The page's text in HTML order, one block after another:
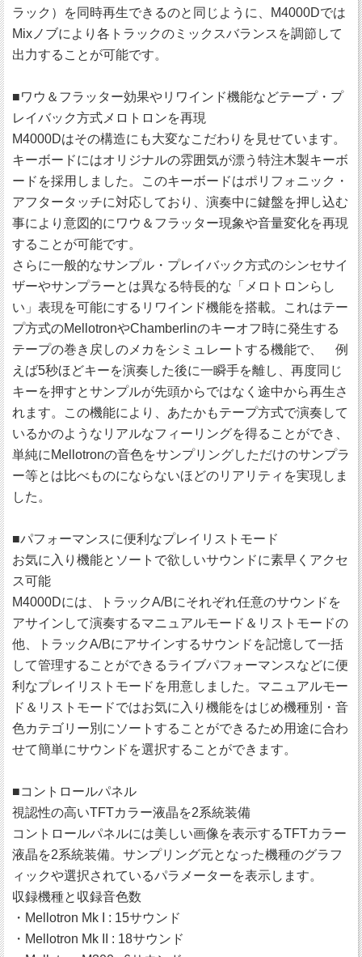
ラック）を同時再生できるのと同じように、M4000Dでは
Mixノブにより各トラックのミックスバランスを調節して
出力することが可能です。
■ワウ＆フラッター効果やリワインド機能などテープ・プ
レイバック方式メロトロンを再現
M4000Dはその構造にも大変なこだわりを見せています。
キーボードにはオリジナルの雰囲気が漂う特注木製キーボ
ードを採用しました。このキーボードはポリフォニック・
アフタータッチに対応しており、演奏中に鍵盤を押し込む
事により意図的にワウ＆フラッター現象や音量変化を再現
することが可能です。
さらに一般的なサンプル・プレイバック方式のシンセサイ
ザーやサンプラーとは異なる特長的な「メロトロンらし
い」表現を可能にするリワインド機能を搭載。これはテー
プ方式のMellotronやChamberlinのキーオフ時に発生する
テープの巻き戻しのメカをシミュレートする機能で、 例
えば5秒ほどキーを演奏した後に一瞬手を離し、再度同じ
キーを押すとサンプルが先頭からではなく途中から再生さ
れます。この機能により、あたかもテープ方式で演奏して
いるかのようなリアルなフィーリングを得ることができ、
単純にMellotronの音色をサンプリングしただけのサンプラ
ー等とは比べものにならないほどのリアリティを実現しま
した。
■パフォーマンスに便利なプレイリストモード
お気に入り機能とソートで欲しいサウンドに素早くアクセ
ス可能
M4000Dには、トラックA/Bにそれぞれ任意のサウンドを
アサインして演奏するマニュアルモード＆リストモードの
他、トラックA/Bにアサインするサウンドを記憶して一括
して管理することができるライブパフォーマンスなどに便
利なプレイリストモードを用意しました。マニュアルモー
ド＆リストモードではお気に入り機能をはじめ機種別・音
色カテゴリー別にソートすることができるため用途に合わ
せて簡単にサウンドを選択することができます。
■コントロールパネル
視認性の高いTFTカラー液晶を2系統装備
コントロールパネルには美しい画像を表示するTFTカラー
液晶を2系統装備。サンプリング元となった機種のグラフ
ィックや選択されているパラメーターを表示します。
収録機種と収録音色数
・Mellotron Mk I : 15サウンド
・Mellotron Mk II : 18サウンド